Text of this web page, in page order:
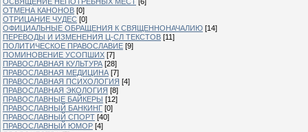
ОТМЕНА КАНОНОВ [0]
ОТРИЦАНИЕ ЧУДЕС [0]
ОФИЦИАЛЬНЫЕ ОБРАЩЕНИЯ К СВЯЩЕННОНАЧАЛИЮ [14]
ПЕРЕВОДЫ И ИЗМЕНЕНИЯ Ц-СЛ ТЕКСТОВ [11]
ПОЛИТИЧЕСКОЕ ПРАВОСЛАВИЕ [9]
ПОМИНОВЕНИЕ УСОПШИХ [7]
ПРАВОСЛАВНАЯ КУЛЬТУРА [28]
ПРАВОСЛАВНАЯ МЕДИЦИНА [7]
ПРАВОСЛАВНАЯ ПСИХОЛОГИЯ [4]
ПРАВОСЛАВНАЯ ЭКОЛОГИЯ [8]
ПРАВОСЛАВНЫЕ БАЙКЕРЫ [12]
ПРАВОСЛАВНЫЙ БАНКИНГ [0]
ПРАВОСЛАВНЫЙ СПОРТ [40]
ПРАВОСЛАВНЫЙ ЮМОР [4]